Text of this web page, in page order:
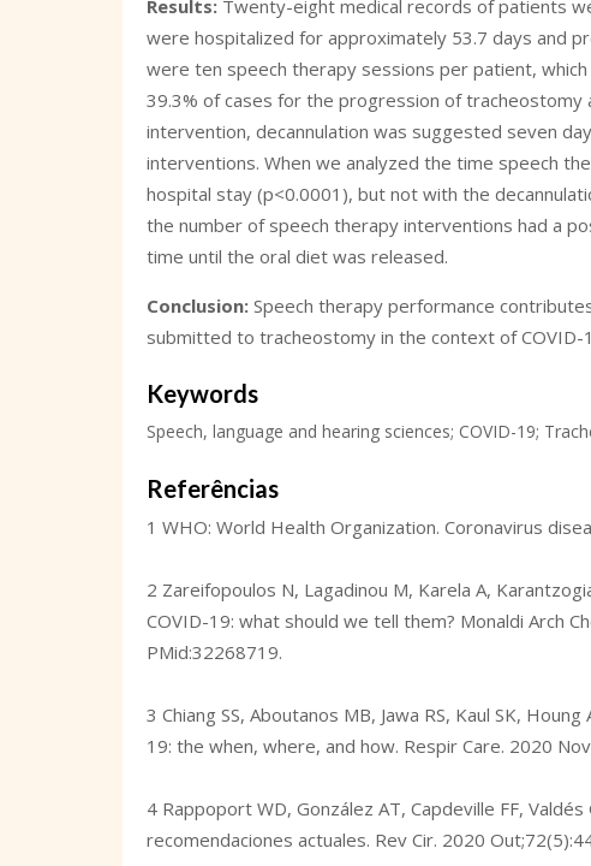
Results: Twenty-eight medical records of patients
were hospitalized for approximately 53.7 days and
were ten speech therapy sessions per patient,
39.3% of cases for the progression of
intervention, decannulation was suggested seven
interventions. When we analyzed the time speech
hospital stay (p<0.0001), but not with the
the number of speech therapy interventions had a
time until the oral diet was released.
Conclusion: Speech therapy performance
submitted to tracheostomy in the context of COVID-
Keywords
Speech, language and hearing sciences; COVID-19;
Referências
1 WHO: World Health Organization. Coronavirus
2 Zareifopoulos N, Lagadinou M, Karela A,
COVID-19: what should we tell them? Monaldi Arch
PMid:32268719.
3 Chiang SS, Aboutanos MB, Jawa RS, Kaul SK,
19: the when, where, and how. Respir Care. 2020
4 Rappoport WD, González AT, Capdeville FF,
recomendaciones actuales. Rev Cir. 2020